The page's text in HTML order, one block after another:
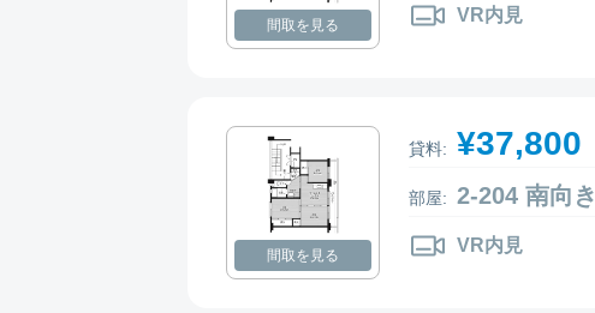
間取を見る VR内見
間取を見る
貸料: ¥37,800
部屋: 2-204 南向き
VR内見